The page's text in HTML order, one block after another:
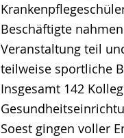
Beschäftigte
Veranstaltung teil
teilweise sportliche
Insgesamt 142
Soest gingen voller